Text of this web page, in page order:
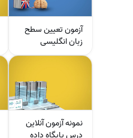
آزمون تعیین سطح
زبان انگلیسی
نمونه آزمون آنلاین